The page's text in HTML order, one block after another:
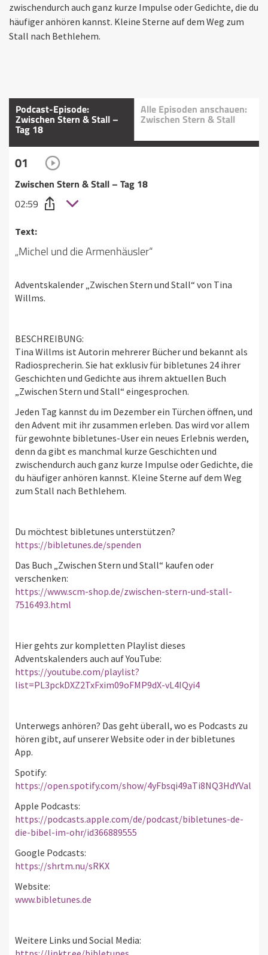
zwischendurch auch ganz kurze Impulse oder Gedichte, die du
häufiger anhören kannst. Kleine Sterne auf dem Weg zum
Stall nach Bethlehem.
Podcast-Episode:
Zwischen Stern & Stall –
Tag 18
Alle Episoden anschauen:
Zwischen Stern & Stall
01
Zwischen Stern & Stall – Tag 18
02:59
Text:
„Michel und die Armenhäusler“
Adventskalender „Zwischen Stern und Stall“ von Tina
Willms.
BESCHREIBUNG:
Tina Willms ist Autorin mehrerer Bücher und bekannt als
Radiosprecherin. Sie hat exklusiv für bibletunes 24 ihrer
Geschichten und Gedichte aus ihrem aktuellen Buch
„Zwischen Stern und Stall“ eingesprochen.
Jeden Tag kannst du im Dezember ein Türchen öffnen, und
den Advent mit ihr zusammen erleben. Das wird vor allem
für gewohnte bibletunes-User ein neues Erlebnis werden,
denn da gibt es manchmal kurze Geschichten und
zwischendurch auch ganz kurze Impulse oder Gedichte, die
du häufiger anhören kannst. Kleine Sterne auf dem Weg
zum Stall nach Bethlehem.
Du möchtest bibletunes unterstützen?
https://bibletunes.de/spenden
Das Buch „Zwischen Stern und Stall“ kaufen oder
verschenken:
https://www.scm-shop.de/zwischen-stern-und-stall-
7516493.html
Hier gehts zur kompletten Playlist dieses
Adventskalenders auch auf YouTube:
https://youtube.com/playlist?
list=PL3pckDXZ2TxFxim09oFMP9dX-vL4IQyi4
Unterwegs anhören? Das geht überall, wo es Podcasts zu
hören gibt, auf unserer Website oder in der bibletunes
App.
Spotify:
https://open.spotify.com/show/4yFbsqi49aTi8NQ3HdYVal
Apple Podcasts:
https://podcasts.apple.com/de/podcast/bibletunes-de-
die-bibel-im-ohr/id366889555
Google Podcasts:
https://shrtm.nu/sRKX
Website:
www.bibletunes.de
Weitere Links und Social Media: